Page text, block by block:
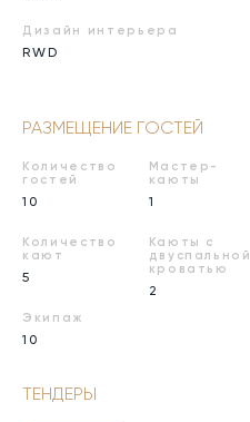
Дизайн интерьера
RWD
РАЗМЕЩЕНИЕ ГОСТЕЙ
Количество
гостей
10
Количество
кают
5
Экипаж
10
Мастер-
каюты
1
Каюты с
двуспальной
кроватью
2
ТЕНДЕРЫ